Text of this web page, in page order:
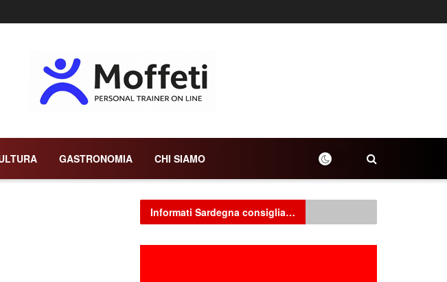
GASTRONOMIA CHI SIAMO
Informati Sardegna consiglia…